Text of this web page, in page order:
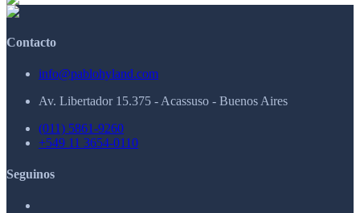
Contacto
info@pablohyland.com
Av. Libertador 15.375 - Acassuso - Buenos Aires
(011) 5861-9260
+549 11 3654-0110
Seguinos